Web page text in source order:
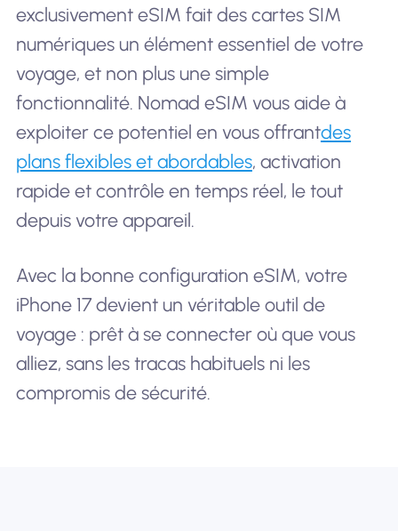
exclusivement eSIM fait des cartes SIM
numériques un élément essentiel de votre
voyage, et non plus une simple
fonctionnalité. Nomad eSIM vous aide à
exploiter ce potentiel en vous offrantdes
plans flexibles et abordables, activation
rapide et contrôle en temps réel, le tout
depuis votre appareil.
Avec la bonne configuration eSIM, votre
iPhone 17 devient un véritable outil de
voyage : prêt à se connecter où que vous
alliez, sans les tracas habituels ni les
compromis de sécurité.